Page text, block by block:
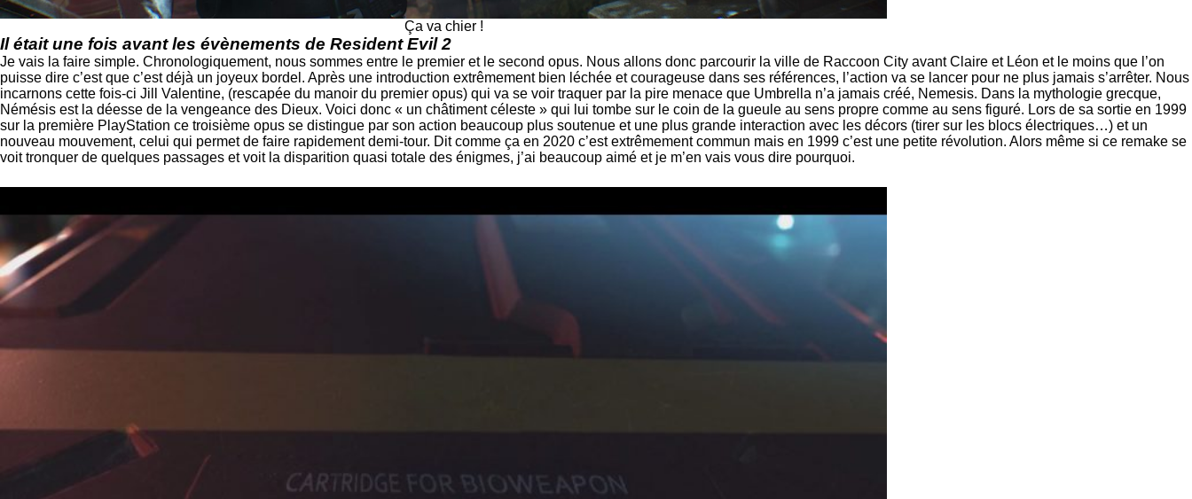
Ça va chier !
Il était une fois avant les évènements de Resident Evil 2
Je vais la faire simple. Chronologiquement, nous sommes entre le premier et le second opus. Nous allons donc parcourir la ville de Raccoon City avant Claire et Léon et le moins que l’on
puisse dire c’est que c’est déjà un joyeux bordel. Après une introduction extrêmement bien léchée et courageuse dans ses références, l’action va se lancer pour ne plus jamais s’arrêter. Nous
incarnons cette fois-ci Jill Valentine, (rescapée du manoir du premier opus) qui va se voir traquer par la pire menace que Umbrella n’a jamais créé, Nemesis. Dans la mythologie grecque,
Némésis est la déesse de la vengeance des Dieux. Voici donc « un châtiment céleste » qui lui tombe sur le coin de la gueule au sens propre comme au sens figuré. Lors de sa sortie en 1999
sur la première PlayStation ce troisième opus se distingue par son action beaucoup plus soutenue et une plus grande interaction avec les décors (tirer sur les blocs électriques…) et un
nouveau mouvement, celui qui permet de faire rapidement demi-tour. Dit comme ça en 2020 c’est extrêmement commun mais en 1999 c’est une petite révolution. Alors même si ce remake se
voit tronquer de quelques passages et voit la disparition quasi totale des énigmes, j’ai beaucoup aimé et je m’en vais vous dire pourquoi.